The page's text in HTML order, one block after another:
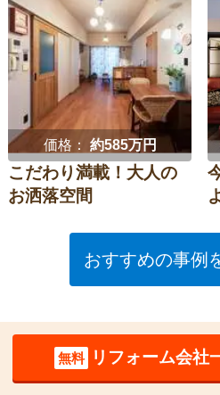
価格： 約585万円
こだわり満載！大人の
お洒落空間
おすすめの事例
無料 リフォーム会社